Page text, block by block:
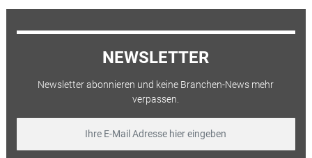
NEWSLETTER
Newsletter abonnieren und keine Branchen-News mehr
verpassen.